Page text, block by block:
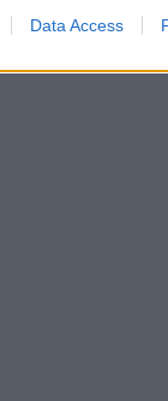
Data Access